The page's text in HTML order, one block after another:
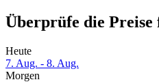
Überprüfe die Preise
Heute
7. Aug. - 8. Aug.
Morgen